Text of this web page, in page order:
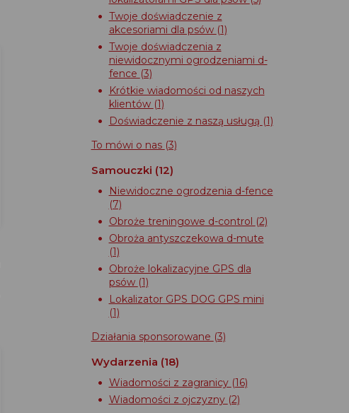
Twoje doświadczenie z
akcesoriami dla psów (1)
Twoje doświadczenia z
niewidocznymi ogrodzeniami d-
fence (3)
Krótkie wiadomości od naszych
klientów (1)
Doświadczenie z naszą usługą (1)
To mówi o nas (3)
Samouczki (12)
Niewidoczne ogrodzenia d-fence
(7)
Obroże treningowe d-control (2)
Obroża antyszczekowa d-mute
(1)
Obroże lokalizacyjne GPS dla
psów (1)
Lokalizator GPS DOG GPS mini
(1)
Działania sponsorowane (3)
Wydarzenia (18)
Wiadomości z zagranicy (16)
Wiadomości z ojczyzny (2)